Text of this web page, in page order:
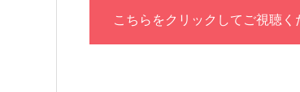
こちらをクリックしてご視聴く